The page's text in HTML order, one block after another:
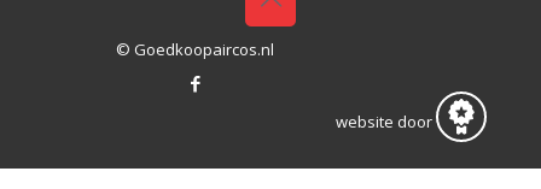
© Goedkoopaircos.nl
website door